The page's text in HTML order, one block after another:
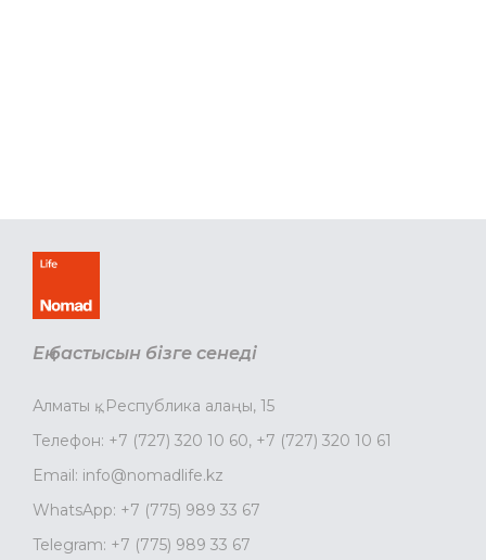
Ең бастысын бізге сенеді
Алматы қ., Республика алаңы, 15
Телефон: +7 (727) 320 10 60, +7 (727) 320 10 61
Email: info@nomadlife.kz
WhatsApp: +7 (775) 989 33 67
Telegram: +7 (775) 989 33 67